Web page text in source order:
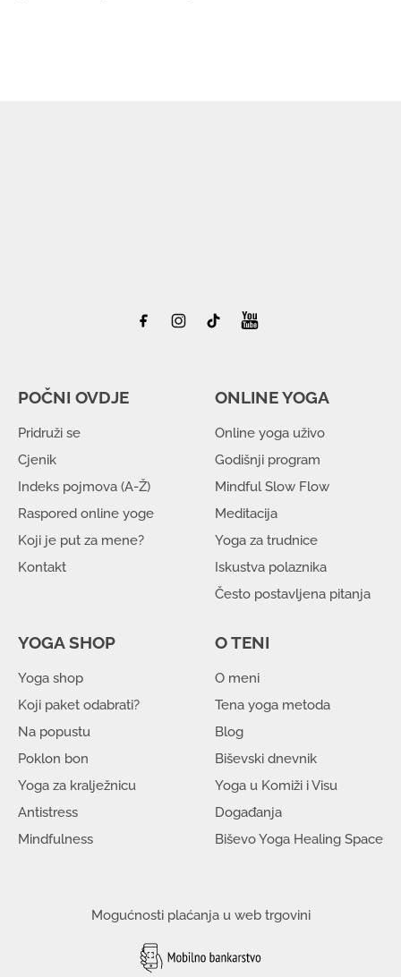
POČNI OVDJE
Pridruži se
Cjenik
Indeks pojmova (A-Ž)
Raspored online yoge
Koji je put za mene?
Kontakt
ONLINE YOGA
Online yoga uživo
Godišnji program
Mindful Slow Flow
Meditacija
Yoga za trudnice
Iskustva polaznika
Često postavljena pitanja
YOGA SHOP
Yoga shop
Koji paket odabrati?
Na popustu
Poklon bon
Yoga za kralježnicu
Antistress
Mindfulness
O TENI
O meni
Tena yoga metoda
Blog
Biševski dnevnik
Yoga u Komiži i Visu
Događanja
Biševo Yoga Healing Space
Mogućnosti plaćanja u web trgovini